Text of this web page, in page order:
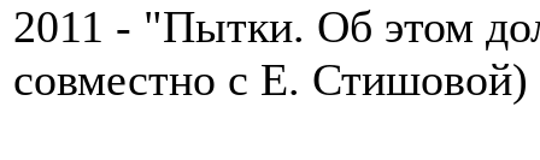
2011 - "Пытки. Об этом
совместно с Е. Стишовой)